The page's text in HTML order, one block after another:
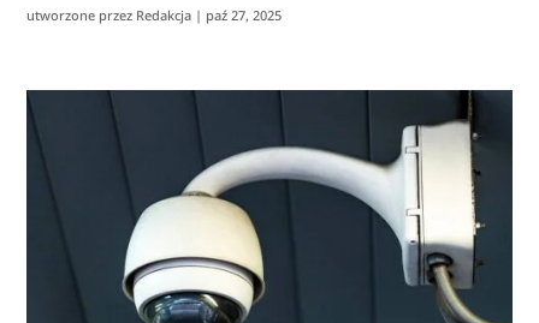
utworzone przez Redakcja | paź 27, 2025